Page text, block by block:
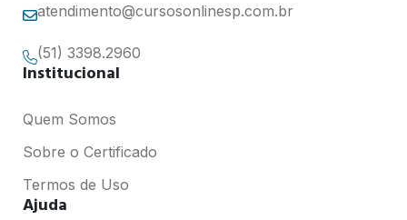
atendimento@cursosonlinesp.com.br
(51) 3398.2960
Institucional
Quem Somos
Sobre o Certificado
Termos de Uso
Ajuda